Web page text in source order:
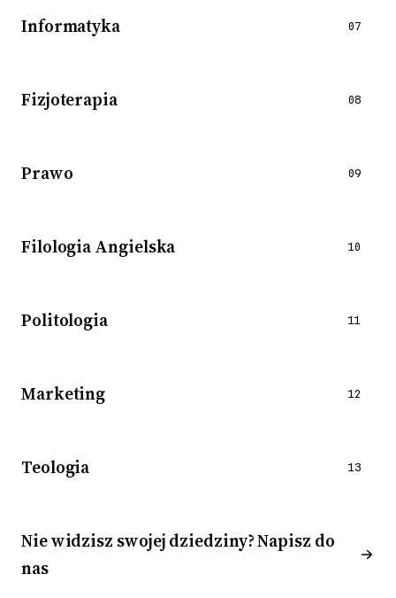
Informatyka 07
Fizjoterapia 08
Prawo 09
Filologia Angielska 10
Politologia 11
Marketing 12
Teologia 13
Nie widzisz swojej dziedziny? Napisz do
nas